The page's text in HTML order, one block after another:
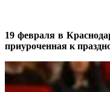
19 февраля в
приуроченная к